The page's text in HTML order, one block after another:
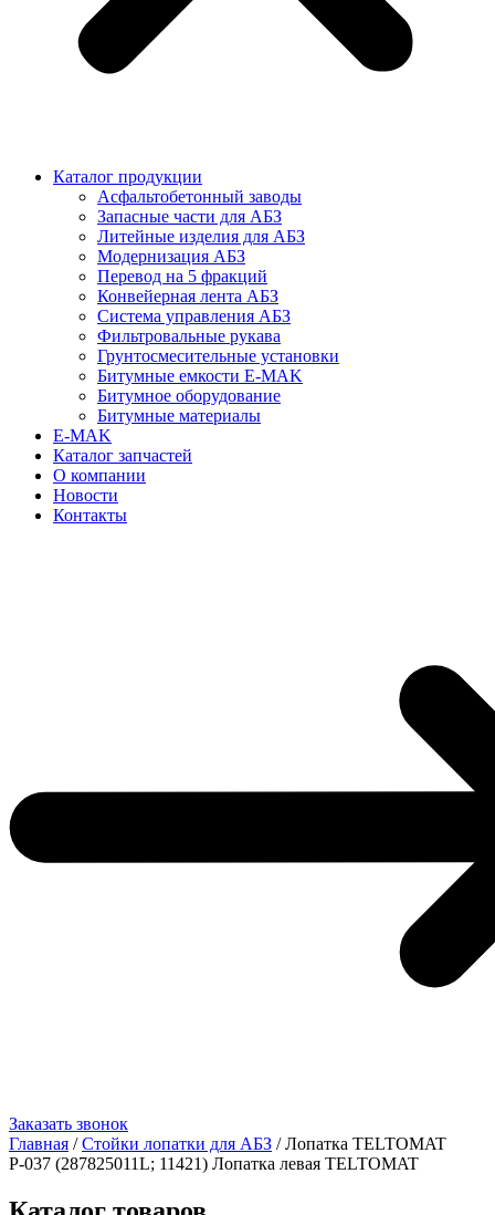
Каталог продукции
Асфальтобетонный заводы
Запасные части для АБЗ
Литейные изделия для АБЗ
Модернизация АБЗ
Перевод на 5 фракций
Конвейерная лента АБЗ
Система управления АБЗ
Фильтровальные рукава
Грунтосмесительные установки
Битумные емкости E-MAK
Битумное оборудование
Битумные материалы
E-MAK
Каталог запчастей
О компании
Новости
Контакты
Заказать звонок
Главная /Стойки лопатки для АБЗ / Лопатка TELTOMAT
Р-037 (287825011L; 11421) Лопатка левая TELTOMAT